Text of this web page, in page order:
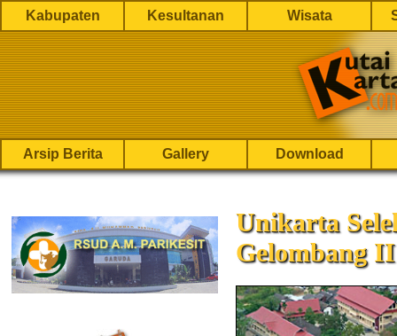
Kabupaten Kesultanan Wisata
Arsip Berita Gallery Download
Unikarta
Gelombang II